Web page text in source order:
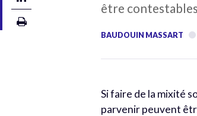
être
BAUDOUIN MASSART
Si faire de la mixité
parvenir peuvent